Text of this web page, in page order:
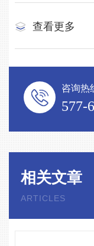
查看更多
咨询热
577-
相关文章
ARTICLES